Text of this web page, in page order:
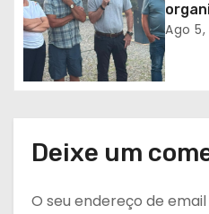
Ago
Deixe um
O seu endereço de